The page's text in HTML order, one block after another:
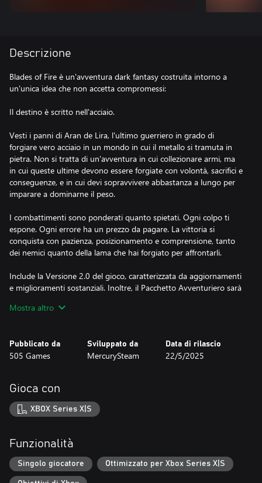
Descrizione
Blades of Fire è un'avventura dark fantasy costruita intorno a
un'unica idea che non accetta compromessi:
Il destino è scritto nell'acciaio.
Vesti i panni di Aran de Lira, l'ultimo guerriero in grado di
forgiare vero acciaio in un mondo in cui il metallo si tramuta in
pietra. Non si tratta di un'avventura in cui collezionare armi, ma
in cui queste ultime devono essere forgiate con volontà, sacrifici e
conseguenze, e in cui devi sopravvivere abbastanza a lungo per
imparare a dominarne il peso.
I combattimenti sono ponderati quanto spietati. Ogni colpo ti
espone. Ogni errore ha un prezzo da pagare. La vittoria si
conquista con pazienza, posizionamento e comprensione, tanto
dei nemici quanto della lama che hai forgiato per affrontarli.
Include la Versione 2.0 del gioco, caratterizzata da aggiornamenti
e miglioramenti sostanziali. Inoltre, il Pacchetto Avventuriero sarà
Le armi vengono forgiate sull'incudine attraverso scelte
comportamento, bilanciamento e scopo. Nessuna ricerca di
bottini introvabili. Nessun equipaggiamento usa e getta.
OGNI LAMA RIFLETTE:
•I nemici che ti prepari ad affrontare.
COMBATTIMENTI CON PESO E CONSEGUENZE
Mostra altro
Pubblicato da
505 Games
Sviluppato da
MercurySteam
Data di rilascio
22/5/2025
Gioca con
XBOX Series X|S
Funzionalità
Singolo giocatore Ottimizzato per Xbox Series X|S